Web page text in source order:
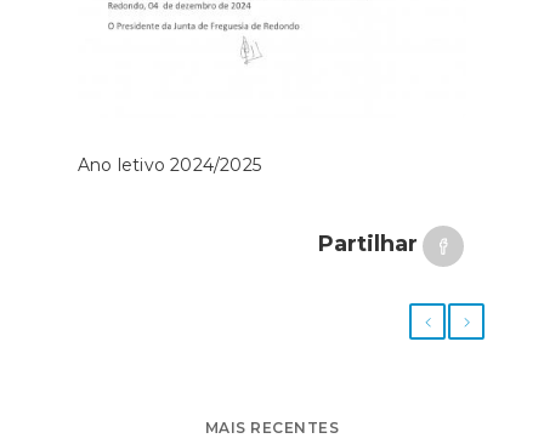
Ano letivo 2024/2025
Partilhar
MAIS RECENTES